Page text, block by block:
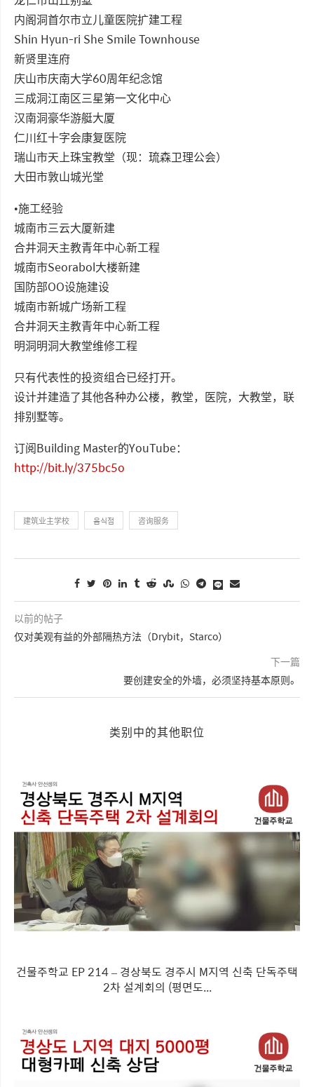
内阁洞首尔市立儿童医院扩建工程
Shin Hyun-ri She Smile Townhouse
新贤里连府
庆山市庆南大学60周年纪念馆
三成洞江南区三星第一文化中心
汉南洞豪华游艇大厦
仁川红十字会康复医院
瑞山市天上珠宝教堂（现：琉森卫理公会）
大田市敦山城光堂
•施工经验
城南市三云大厦新建
合井洞天主教青年中心新工程
城南市Seorabol大楼新建
国防部OO设施建设
城南市新城广场新工程
合井洞天主教青年中心新工程
明洞明洞大教堂维修工程
只有代表性的投资组合已经打开。
设计并建造了其他各种办公楼，教堂，医院，大教堂，联
排别墅等。
订阅Building Master的YouTube：
http://bit.ly/375bc5o
建筑业主学校 음식점 咨询服务
以前的帖子
仅对美观有益的外部隔热方法（Drybit，Starco）
下一篇
要创建安全的外墙，必须坚持基本原则。
类别中的其他职位
건물주학교 EP 214 – 경상북도 경주시 M지역 신축 단독주택
2차 설계회의 (평면도...